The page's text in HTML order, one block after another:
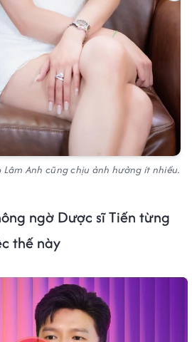
Anh cũng chịu ảnh hưởng ít nhiều.
ngờ Dược sĩ Tiến từng
thế này